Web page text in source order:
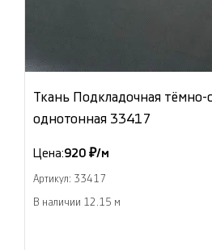
Ткань Подкладочная тёмно-
однотонная 33417
Цена:920 ₽/м
Артикул: 33417
В наличии 12.15 м